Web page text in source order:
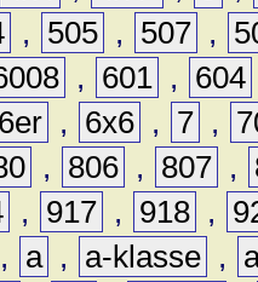
, 505 , 507 ,
, 601 , 604
6er , 6x6 , 7 ,
, 806 , 807 ,
, 917 , 918 ,
, a , a-klasse ,